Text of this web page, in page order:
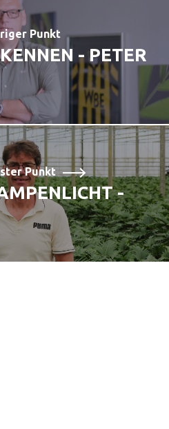
Punkt
- PETER
Punkt
-